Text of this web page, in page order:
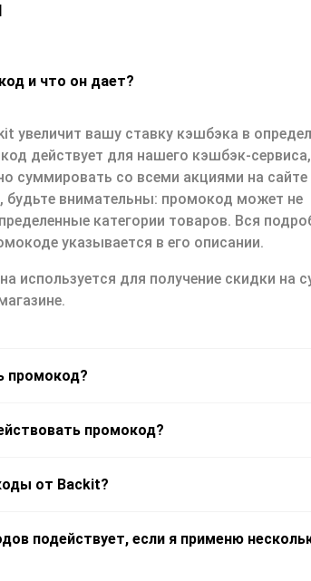
и что он дает?
увеличит вашу ставку кэшбэка в
действует для нашего кэшбэк-
суммировать со всеми акциями на сайте
будьте внимательны: промокод может не
категории товаров. Вся
указывается в его описании.
используется для получение скидки на
промокод?
промокод?
от Backit?
подействует, если я применю